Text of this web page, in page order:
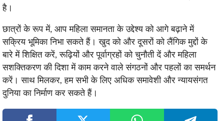
है।
छात्रों के रूप में, आप महिला समानता के उद्देश्य को आगे बढ़ाने में
सक्रिय भूमिका निभा सकते हैं। खुद को और दूसरों को लैंगिक मुद्दों के
बारे में शिक्षित करें, रूढ़ियों और पूर्वाग्रहों को चुनौती दें और महिला
सशक्तिकरण की दिशा में काम करने वाले संगठनों और पहलों का समर्थन
करें। साथ मिलकर, हम सभी के लिए अधिक समावेशी और न्यायसंगत
दुनिया का निर्माण कर सकते हैं।